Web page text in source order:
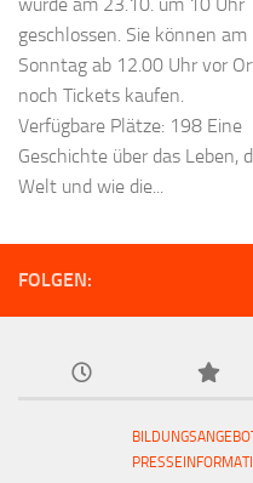
wurde am 23.10. um 10 Uhr
geschlossen. Sie können am
Sonntag ab 12.00 Uhr vor
noch Tickets kaufen.
Verfügbare Plätze: 198 Eine
Geschichte über das Leben,
Welt und wie die...
FOLGEN: